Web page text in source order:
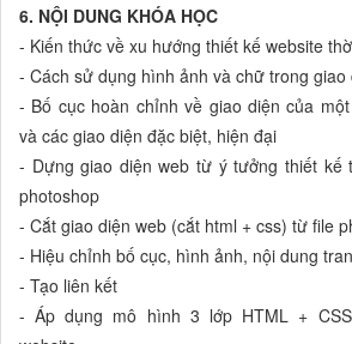
6. NỘI DUNG KHÓA HỌC
- Kiến thức về xu hướng thiết kế website
- Cách sử dụng hình ảnh và chữ trong giao
- Bố cục hoàn chỉnh về giao diện của
và các giao diện đặc biệt, hiện đại
- Dựng giao diện web từ ý tưởng thiết kế
photoshop
- Cắt giao diện web (cắt html + css) từ file
- Hiệu chỉnh bố cục, hình ảnh, nội dung
- Tạo liên kết
- Áp dụng mô hình 3 lớp HTML + CSS